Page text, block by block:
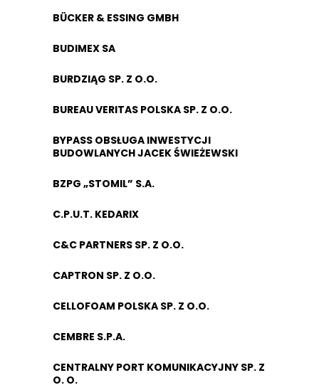
BÜCKER & ESSING GMBH
BUDIMEX SA
BURDZIĄG SP. Z O.O.
BUREAU VERITAS POLSKA SP. Z O.O.
BYPASS OBSŁUGA INWESTYCJI
BUDOWLANYCH JACEK ŚWIEŻEWSKI
BZPG „STOMIL” S.A.
C.P.U.T. KEDARIX
C&C PARTNERS SP. Z O.O.
CAPTRON SP. Z O.O.
CELLOFOAM POLSKA SP. Z O.O.
CEMBRE S.P.A.
CENTRALNY PORT KOMUNIKACYJNY SP. Z
O. O.